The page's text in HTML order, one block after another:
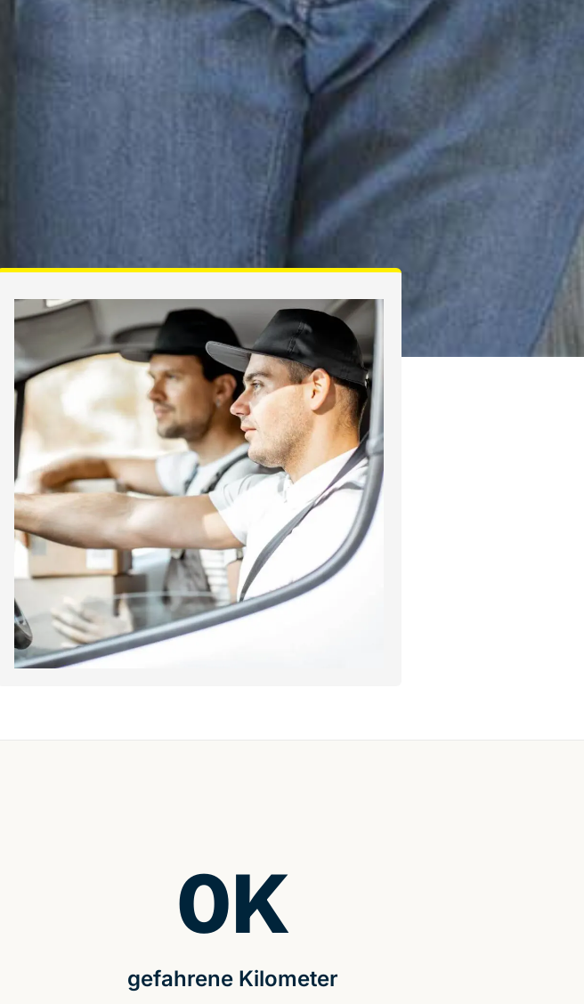
gefahrene Kilometer
0K